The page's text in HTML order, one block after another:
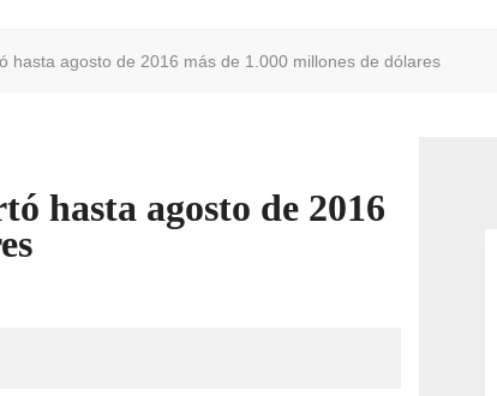
hasta agosto de 2016 más de 1.000 millones de dólares
hasta agosto de 2016